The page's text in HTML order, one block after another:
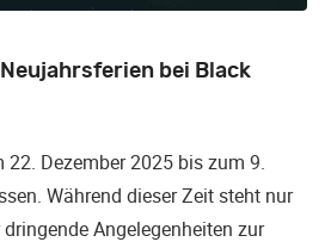
bei Black
22. Dezember 2025 bis zum 9.
Während dieser Zeit steht nur
Angelegenheiten zur